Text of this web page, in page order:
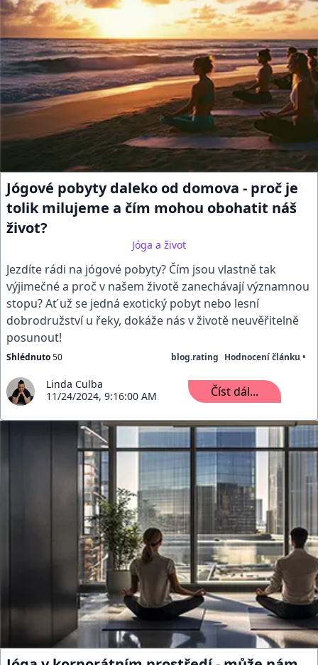
Jógové pobyty daleko od domova - proč je
tolik milujeme a čím mohou obohatit náš
život?
Jóga a život
Jezdíte rádi na jógové pobyty? Čím jsou vlastně tak
výjimečné a proč v našem životě zanechávají významnou
stopu? Ať už se jedná exotický pobyt nebo lesní
dobrodružství u řeky, dokáže nás v životě neuvěřitelně
posunout!
Shlédnuto50 blog.rating Hodnocení článku •
Linda Culba
11/24/2024, 9:16:00 AM
Číst dál...